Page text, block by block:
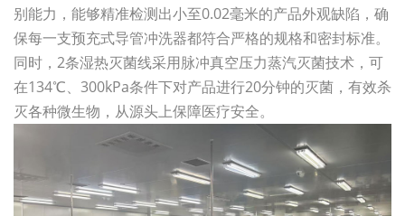
别能力，能够精准检测出小至0.02毫米的产品外观缺陷，确
保每一支预充式导管冲洗器都符合严格的规格和密封标准。
同时，2条湿热灭菌线采用脉冲真空压力蒸汽灭菌技术，可
在134℃、300kPa条件下对产品进行20分钟的灭菌，有效杀
灭各种微生物，从源头上保障医疗安全。